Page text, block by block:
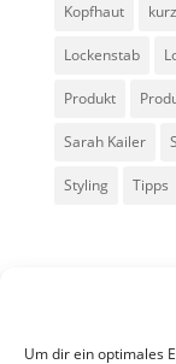
Um dir ein optimales
Kopfhaut
Lockenstab
Produkt
Sarah Kailer
Styling Tipps